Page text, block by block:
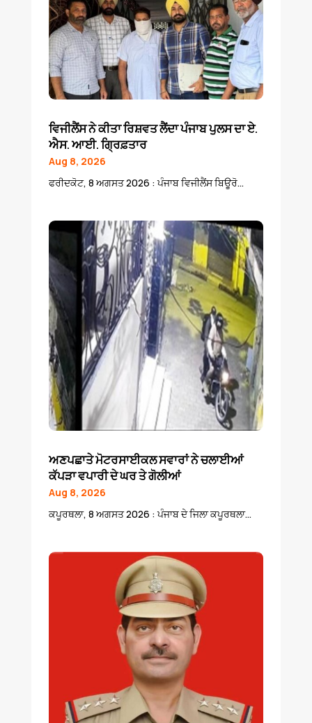
ਵਿਜੀਲੈਂਸ ਨੇ ਕੀਤਾ ਰਿਸ਼ਵਤ ਲੈਂਦਾ ਪੰਜਾਬ ਪੁਲਸ ਦਾ ਏ.
ਐਸ. ਆਈ. ਗ੍ਰਿਫ਼ਤਾਰ
Aug 8, 2026
ਫਰੀਦਕੋਟ, 8 ਅਗਸਤ 2026 : ਪੰਜਾਬ ਵਿਜੀਲੈਂਸ ਬਿਊਰੋ...
ਅਣਪਛਾਤੇ ਮੋਟਰਸਾਈਕਲ ਸਵਾਰਾਂ ਨੇ ਚਲਾਈਆਂ
ਕੱਪੜਾ ਵਪਾਰੀ ਦੇ ਘਰ ਤੇ ਗੋਲੀਆਂ
Aug 8, 2026
ਕਪੂਰਥਲਾ, 8 ਅਗਸਤ 2026 : ਪੰਜਾਬ ਦੇ ਜਿਲਾ ਕਪੂਰਥਲਾ...